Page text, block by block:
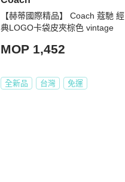
【赫蒂國際精品】 Coach 蔻馳 經
典LOGO卡袋皮夾棕色 vintage
MOP 1,452
全新品 台灣 免運